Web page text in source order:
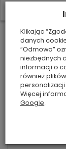
W ostatnich 7
Klikając
danych
“Odmowa”
niezbędnych
informacji o
również
personalizacji
Więcej
Google.